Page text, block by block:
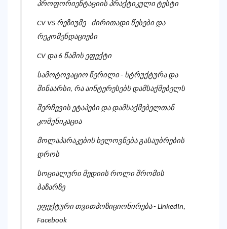
პროფორიენტაციის პრაქტიკული ტესტი
CV VS რეზიუმე - ძირითადი წესები და
რეკომენდაციები
CV და 6 წამის ეფექტი
სამოტოვაციო წერილი - სტრუქტურა და
შინაარსი, რა აინტერესებს დამსაქმებელს
შერჩევის ეტაპები და დამსაქმებელთან
კომუნიკაცია
მოლაპარაკების ხელოვნება გასაუბრების
დროს
სოციალური მედიის როლი შრომის
ბაზარზე
ეფექტური თვითპოზიციონირება - LinkedIn,
Facebook